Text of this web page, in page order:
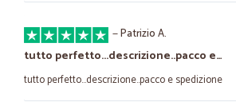
—Patrizio A.
tutto perfetto...descrizione..pacco e…
tutto perfetto...descrizione..pacco e spedizione